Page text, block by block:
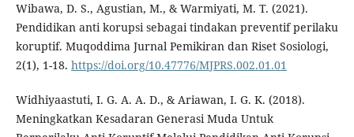
Wibawa, D. S., Agustian, M., & Warmiyati, M. T. (2021).
Pendidikan anti korupsi sebagai tindakan preventif perilaku
koruptif. Muqoddima Jurnal Pemikiran dan Riset Sosiologi,
2(1), 1-18. https://doi.org/10.47776/MJPRS.002.01.01
Widhiyaastuti, I. G. A. A. D., & Ariawan, I. G. K. (2018).
Meningkatkan Kesadaran Generasi Muda Untuk